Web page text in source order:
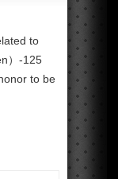
to
）-125
to be